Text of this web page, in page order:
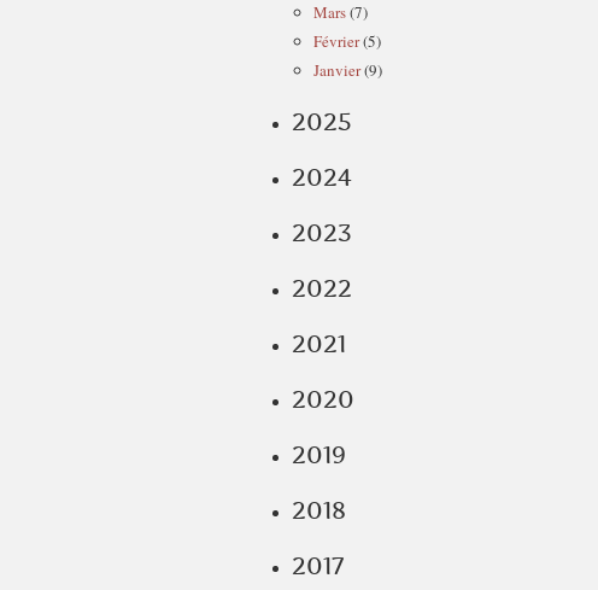
Mars(7)
Février(5)
Janvier(9)
2025
2024
2023
2022
2021
2020
2019
2018
2017